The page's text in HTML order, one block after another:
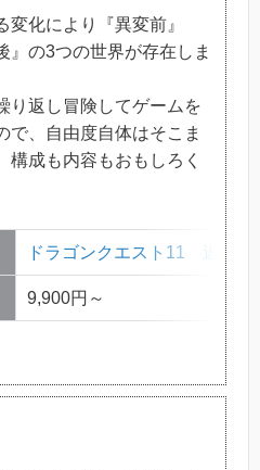
変化により『異変前』
』の3つの世界が存在しま
り返し冒険してゲームを
で、自由度自体はそこま
構成も内容もおもしろく
ドラゴンクエスト11 過ぎ去
9,900円～